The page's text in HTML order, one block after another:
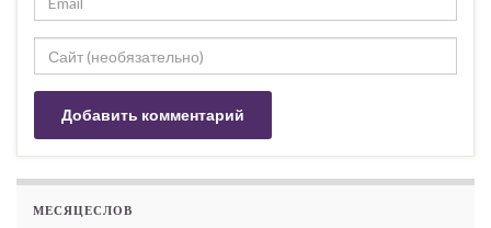
МЕСЯЦЕСЛОВ